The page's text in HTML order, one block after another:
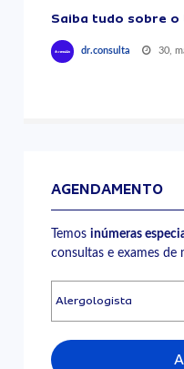
Saiba tudo sobre o
dr.consulta 30,
AGENDAMENTO
Temosinúmeras
consultas e exames de